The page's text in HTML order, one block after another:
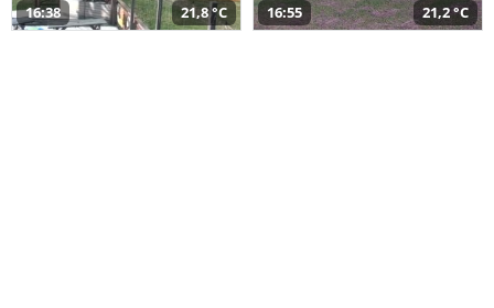
16:38 21,8 °C 16:55 21,2 °C